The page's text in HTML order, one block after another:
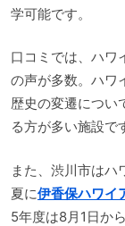
学可能です。
口コミでは、ハワ
の声が多数。ハワ
歴史の変遷につい
る方が多い施設で
また、渋川市はハ
夏に伊香保ハワイ
5年度は8月1日か